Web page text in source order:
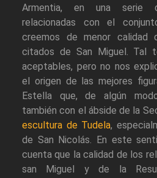
Armentia, en una serie
relacionadas con el
creemos de menor calidad
citados de San Miguel. Tal
aceptables, pero no nos
el origen de las mejores
Estella que, de algún
también con el ábside de la
escultura de Tudela,
de San Nicolás. En este
cuenta que la calidad de los
san Miguel y de la